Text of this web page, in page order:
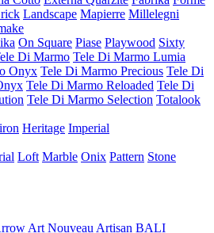
Landscape Mapierre Millelegni
On Square Piase Playwood Sixty
Di Marmo Tele Di Marmo Lumia
Onyx Tele Di Marmo Precious Tele Di
Tele Di Marmo Reloaded Tele Di
Tele Di Marmo Selection Totalook
Heritage Imperial
Loft Marble Onix Pattern Stone
Art Nouveau Artisan BALI